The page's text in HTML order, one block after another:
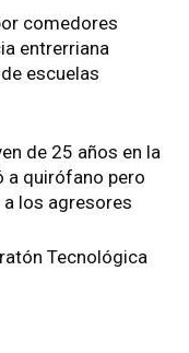
comedores
entrerriana
escuelas
de 25 años en la
a quirófano pero
los agresores
Tecnológica